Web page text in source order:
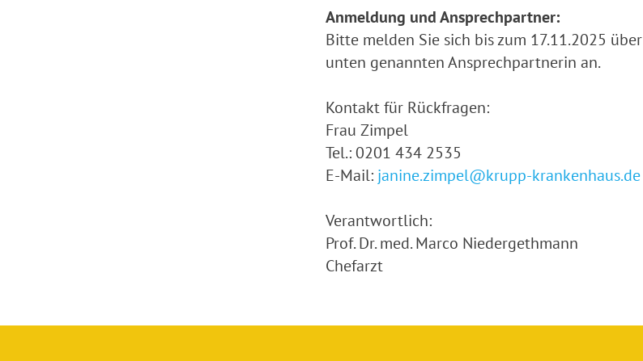
Anmeldung und Ansprechpartner:
Bitte melden Sie sich bis zum 17.11.2025 über
unten genannten Ansprechpartnerin an.
Kontakt für Rückfragen:
Frau Zimpel
Tel.: 0201 434 2535
E-Mail: janine.zimpel@krupp-krankenhaus.de
Verantwortlich:
Prof. Dr. med. Marco Niedergethmann
Chefarzt